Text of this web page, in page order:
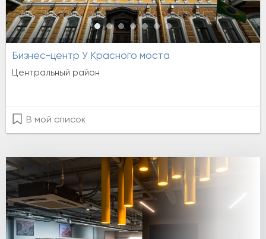
Бизнес-центр У Красного моста
Центральный район
В мой список